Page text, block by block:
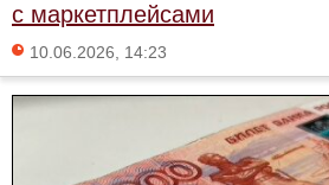
с маркетплейсами
10.06.2026, 14:23